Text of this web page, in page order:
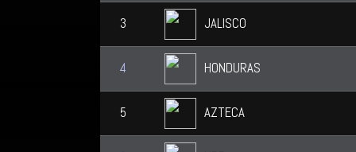
3 JALISCO
4 HONDURAS
5 AZTECA